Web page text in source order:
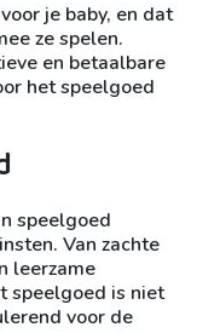
je baby, en dat
ze spelen.
en betaalbare
het speelgoed
speelgoed
Van zachte
leerzame
speelgoed is niet
voor de